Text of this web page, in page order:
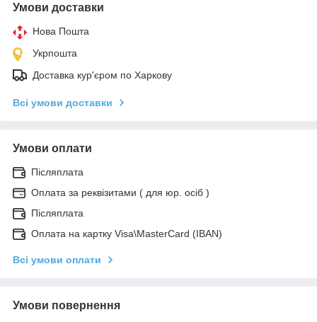
Умови доставки
Нова Пошта
Укрпошта
Доставка кур'єром по Харкову
Всі умови доставки
Умови оплати
Післяплата
Оплата за реквізитами ( для юр. осіб )
Післяплата
Оплата на картку Visa\MasterCard (IBAN)
Всі умови оплати
Умови повернення